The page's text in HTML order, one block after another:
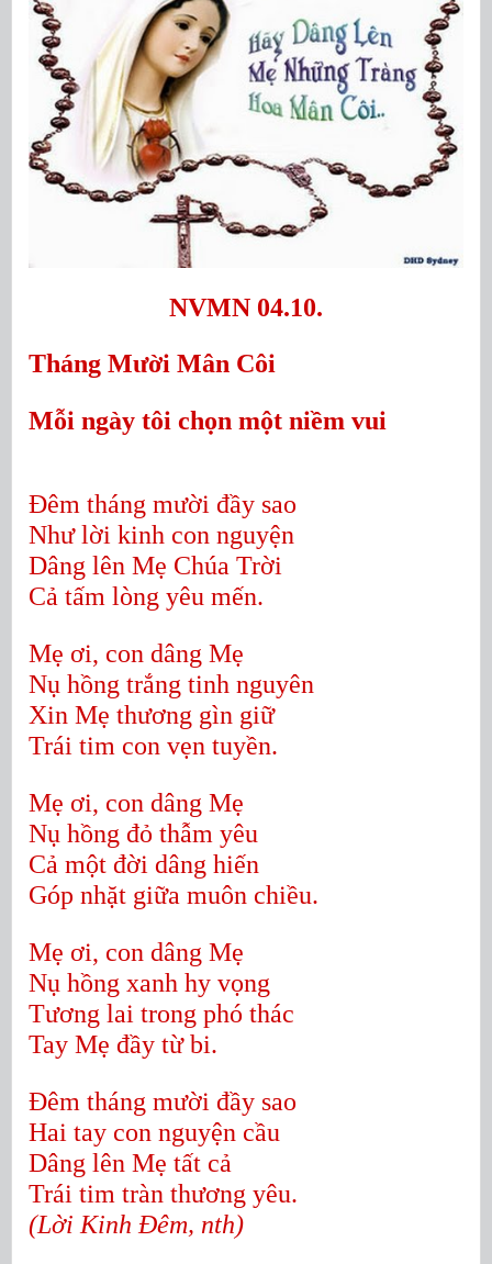
NVMN 04.10.
Tháng Mười Mân Côi
Mỗi ngày tôi chọn một niềm vui
Đêm tháng mười đầy sao
Như lời kinh con nguyện
Dâng lên Mẹ Chúa Trời
Cả tấm lòng yêu mến.
Mẹ ơi, con dâng Mẹ
Nụ hồng trắng tinh nguyên
Xin Mẹ thương gìn giữ
Trái tim con vẹn tuyền.
Mẹ ơi, con dâng Mẹ
Nụ hồng đỏ thẫm yêu
Cả một đời dâng hiến
Góp nhặt giữa muôn chiều.
Mẹ ơi, con dâng Mẹ
Nụ hồng xanh hy vọng
Tương lai trong phó thác
Tay Mẹ đầy từ bi.
Đêm tháng mười đầy sao
Hai tay con nguyện cầu
Dâng lên Mẹ tất cả
Trái tim tràn thương yêu.
(Lời Kinh Đêm, nth)